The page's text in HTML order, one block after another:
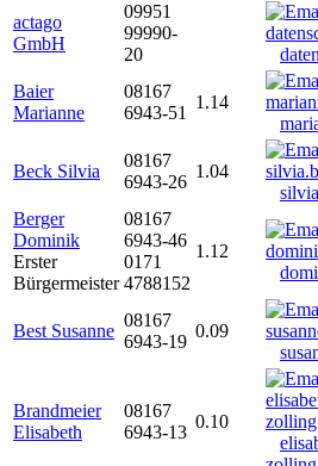
actago
GmbH
09951
99990-
20
Baier
Marianne
08167
6943-51
1.14
Beck Silvia
08167
6943-26
1.04
Berger
Dominik
Erster
Bürgermeister
08167
6943-46
0171
4788152
1.12
Best Susanne
08167
6943-19
0.09
Brandmeier
Elisabeth
08167
6943-13
0.10